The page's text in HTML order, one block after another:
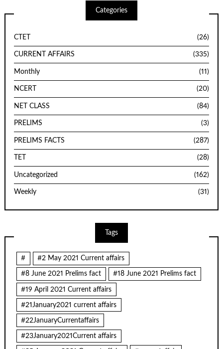
Categories
CTET (26)
CURRENT AFFAIRS (335)
Monthly (11)
NCERT (20)
NET CLASS (84)
PRELIMS (3)
PRELIMS FACTS (287)
TET (28)
Uncategorized (162)
Weekly (31)
Tags
# #2 May 2021 Current affairs
#8 June 2021 Prelims fact #18 June 2021 Prelims fact
#19 April 2021 Current affairs
#21January2021 current affairs
#22JanuaryCurrentaffairs
#23January2021Current affairs